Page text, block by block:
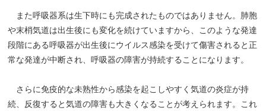
また呼吸器系は生下時にも完成されたものではありません。肺胞
や末梢気道は出生後にも変化を続けていますから、このような発達
段階にある呼吸器が出生後にウイルス感染を受けて傷害されると正
常な発達が中断され、呼吸器の障害が持続することになります。
さらに免疫的な未熟性から感染を起こしやすく気道の炎症が持
続、反復すると気道の障害も大きくなることが考えられます。これ